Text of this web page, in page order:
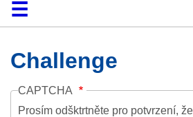
DomůKolekce
Prohlížení
Vyhledávání
O platformě
Nápověda
KontaktDigitalia
Challenge
CAPTCHA
Prosím odšktrtněte pro potvrzení,